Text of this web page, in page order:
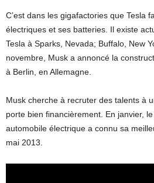
C’est dans les gigafactories que Tesla
électriques et ses batteries. Il existe
Tesla à Sparks, Nevada; Buffalo, New
novembre, Musk a annoncé la
à Berlin, en Allemagne.
Musk cherche à recruter des talents à
porte bien financièrement. En janvier,
automobile électrique a connu sa
mai 2013.